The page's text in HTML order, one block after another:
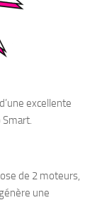
excellente
Smart.
de 2 moteurs,
une